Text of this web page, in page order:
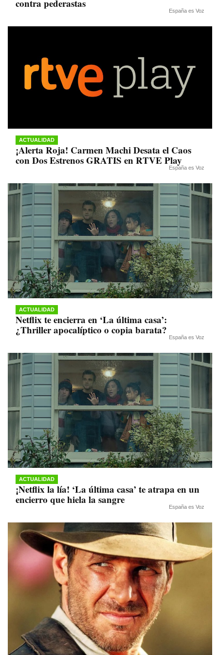
contra pederastas
España es Voz
ACTUALIDAD
¡Alerta Roja! Carmen Machi Desata el Caos
con Dos Estrenos GRATIS en RTVE Play
España es Voz
ACTUALIDAD
Netflix te encierra en ‘La última casa’:
¿Thriller apocalíptico o copia barata?
España es Voz
ACTUALIDAD
¡Netflix la lía! ‘La última casa’ te atrapa en un
encierro que hiela la sangre
España es Voz